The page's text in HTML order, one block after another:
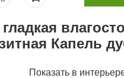
Капель
Показать в